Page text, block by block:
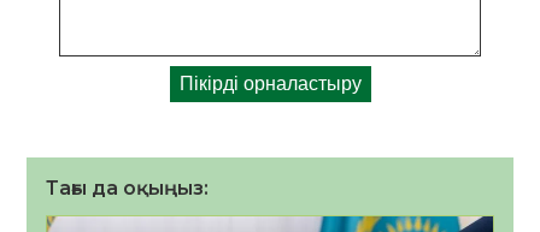
Тағы да оқыңыз: